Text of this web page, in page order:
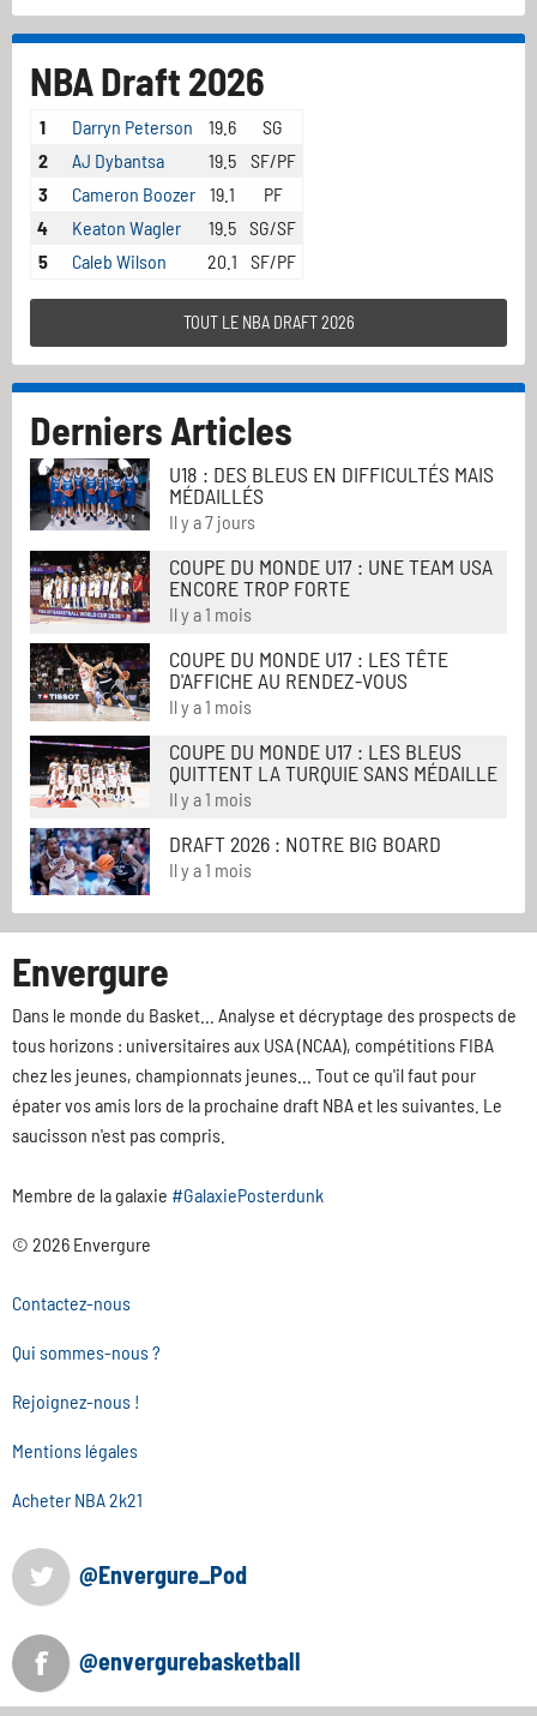
NBA Draft 2026
1 Darryn Peterson 19.6
SG
2
AJ Dybantsa 19.5
SF/PF
3
Cameron Boozer 19.1
PF
4
Keaton Wagler 19.5 SG/SF
5
Caleb Wilson 20.1 SF/PF
TOUT LE NBA DRAFT 2026
Derniers Articles
U18 : DES BLEUS EN DIFFICULTÉS MAIS
MÉDAILLÉS
Il y a 7 jours
COUPE DU MONDE U17 : UNE TEAM USA
ENCORE TROP FORTE
Il y a 1 mois
COUPE DU MONDE U17 : LES TÊTE
D'AFFICHE AU RENDEZ-VOUS
Il y a 1 mois
COUPE DU MONDE U17 : LES BLEUS
QUITTENT LA TURQUIE SANS MÉDAILLE
Il y a 1 mois
DRAFT 2026 : NOTRE BIG BOARD
Il y a 1 mois
Envergure
Dans le monde du Basket... Analyse et décryptage des prospects de
tous horizons : universitaires aux USA (NCAA), compétitions FIBA
chez les jeunes, championnats jeunes... Tout ce qu'il faut pour
épater vos amis lors de la prochaine draft NBA et les suivantes. Le
saucisson n'est pas compris.
Membre de la galaxie #GalaxiePosterdunk
© 2026 Envergure
Contactez-nous
Qui sommes-nous ?
Rejoignez-nous !
Mentions légales
Acheter NBA 2k21
@Envergure_Pod
@envergurebasketball